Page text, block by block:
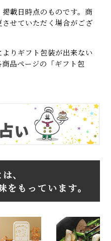
載日時点のものです。商
せていただく場合がござ
りギフト包装が出来ない
品ページの「ギフト包
、
をもっています。